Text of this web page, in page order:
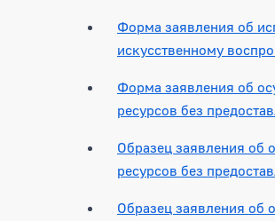
Форма заявления об
искусственному
Форма заявления об
ресурсов без
Образец заявления об
ресурсов без
Образец заявления об